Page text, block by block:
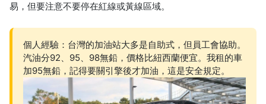
易，但要注意不要停在紅線或黃線區域。
個人經驗：台灣的加油站大多是自助式，但員工會協助。
汽油分92、95、98無鉛，價格比紐西蘭便宜。我租的車
加95無鉛，記得要關引擎後才加油，這是安全規定。